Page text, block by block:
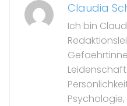
Claudia
Ich bin